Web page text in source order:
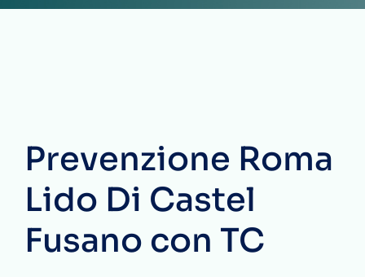
Prevenzione Roma
Lido Di Castel
Fusano con TC